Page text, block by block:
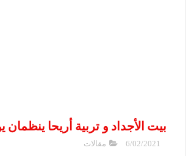
بيت الأجداد و تربية أريحا ينظمان
6/02/2021 مقالات